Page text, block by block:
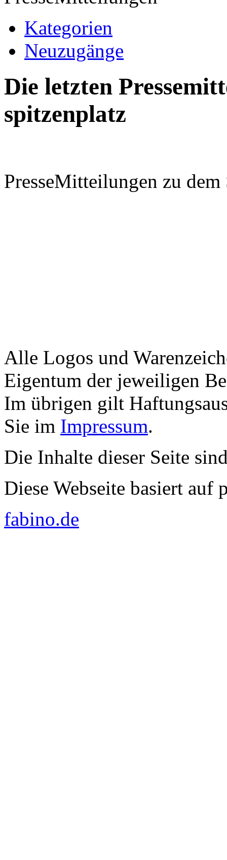
Kategorien
Neuzugänge
Die letzten
spitzenplatz
PresseMitteilungen zu
Alle Logos und
Eigentum der jeweiligen
Im übrigen gilt
Sie im Impressum.
Die Inhalte dieser Seite
Diese Webseite basiert auf
fabino.de